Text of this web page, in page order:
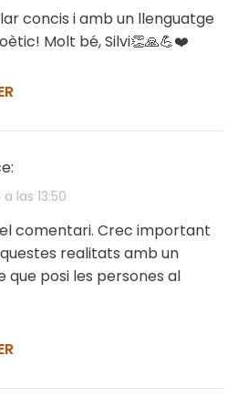
concis i amb un llenguatge
Molt bé, Silvi👏🙏💪❤️
las 13:50
comentari. Crec important
realitats amb un
que posi les persones al